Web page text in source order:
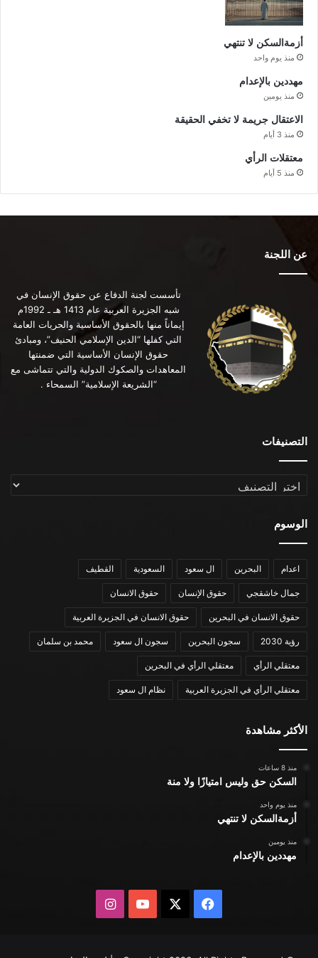
أزمةالسكن لا تنتهي
منذ يوم واحد
مهددين بالإعدام
منذ يومين
الاعتقال جريمة لا تخفي الحقيقة
منذ 3 أيام
معتقلات الرأي
منذ 5 أيام
عن اللجنة
تأسست لجنة الدفاع عن حقوق الإنسان في
شبه الجزيرة العربية عام 1413 هـ ـ 1992م
إيماناً منها بالحقوق الأساسية والحريات العامة
التي كفلها “الدين الإسلامي الحنيف”، ومبادئ
حقوق الإنسان الأساسية التي ضمنتها
المعاهدات والصكوك الدولية والتي تتماشى مع
“الشريعة الإسلامية” السمحاء .
التصنيفات
التصنيفات
الوسوم
اعدام البحرين ال سعود السعودية القطيف
جمال خاشقجي حقوق الإنسان حقوق الانسان
حقوق الانسان في البحرين حقوق الانسان في الجزيرة العربية
رؤية 2030 سجون البحرين سجون ال سعود محمد بن سلمان
معتقلي الرأي معتقلي الرأي في البحرين
معتقلي الرأي في الجزيرة العربية نظام ال سعود
الأكثر مشاهدة
منذ 8 ساعات
السكن حق وليس امتيازًا ولا منة
منذ يوم واحد
أزمةالسكن لا تنتهي
منذ يومين
مهددين بالإعدام
فيسبوك يوتيوبانستقرام